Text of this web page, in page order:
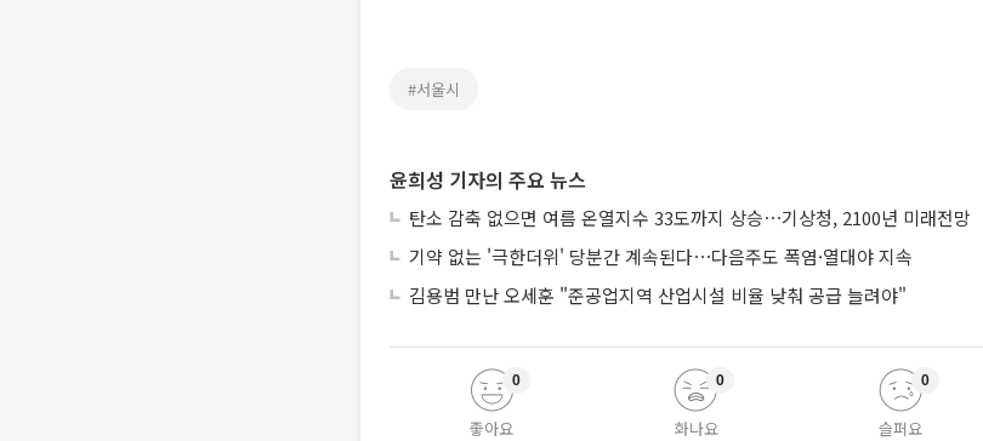
#서울시
윤희성 기자의 주요 뉴스
탄소 감축 없으면 여름 온열지수 33도까지 상승⋯기상청, 2100년 미래전망
기약 없는 '극한더위' 당분간 계속된다⋯다음주도 폭염·열대야 지속
김용범 만난 오세훈 "준공업지역 산업시설 비율 낮춰 공급 늘려야"
좋아요
0
화나요
0
슬퍼요
0